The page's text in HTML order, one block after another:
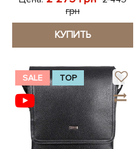
грн
КУПИТЬ
SALE TOP